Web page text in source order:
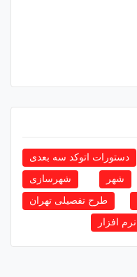
دستورات اتوکد سه بعدی
شهر شهرسازی
طرح تفصیلی تهران
نرم افزار